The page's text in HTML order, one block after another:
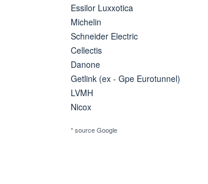
Essilor Luxxotica
Michelin
Schneider Electric
Cellectis
Danone
Getlink (ex - Gpe Eurotunnel)
LVMH
Nicox
* source Google